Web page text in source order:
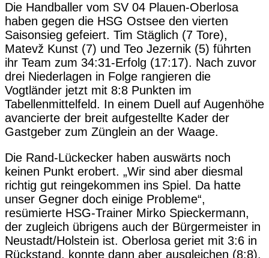
Die Handballer vom SV 04 Plauen-Oberlosa
haben gegen die HSG Ostsee den vierten
Saisonsieg gefeiert. Tim Stäglich (7 Tore),
Matevž Kunst (7) und Teo Jezernik (5) führten
ihr Team zum 34:31-Erfolg (17:17). Nach zuvor
drei Niederlagen in Folge rangieren die
Vogtländer jetzt mit 8:8 Punkten im
Tabellenmittelfeld. In einem Duell auf Augenhöhe
avancierte der breit aufgestellte Kader der
Gastgeber zum Zünglein an der Waage.
Die Rand-Lückecker haben auswärts noch
keinen Punkt erobert. „Wir sind aber diesmal
richtig gut reingekommen ins Spiel. Da hatte
unser Gegner doch einige Probleme“,
resümierte HSG-Trainer Mirko Spieckermann,
der zugleich übrigens auch der Bürgermeister in
Neustadt/Holstein ist. Oberlosa geriet mit 3:6 in
Rückstand, konnte dann aber ausgleichen (8:8).